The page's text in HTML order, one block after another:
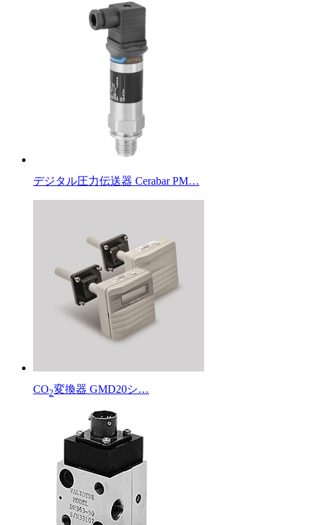
デジタル圧力伝送器 Cerabar PM…
CO2変換器 GMD20シ…